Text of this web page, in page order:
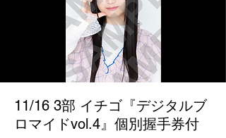
11/16 3部 イチゴ『デジタルブ
ロマイドvol.4』個別握手券付